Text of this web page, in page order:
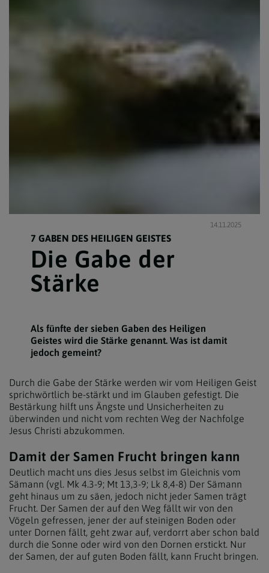
14.11.2025
7 GABEN DES HEILIGEN GEISTES
Die Gabe der
Stärke
Als fünfte der sieben Gaben des Heiligen
Geistes wird die Stärke genannt. Was ist damit
jedoch gemeint?
Durch die Gabe der Stärke werden wir vom Heiligen Geist
sprichwörtlich be-stärkt und im Glauben gefestigt. Die
Bestärkung hilft uns Ängste und Unsicherheiten zu
überwinden und nicht vom rechten Weg der Nachfolge
Jesus Christi abzukommen.
Damit der Samen Frucht bringen kann
Deutlich macht uns dies Jesus selbst im Gleichnis vom
Sämann (vgl. Mk 4.3-9; Mt 13,3-9; Lk 8,4-8) Der Sämann
geht hinaus um zu säen, jedoch nicht jeder Samen trägt
Frucht. Der Samen der auf den Weg fällt wir von den
Vögeln gefressen, jener der auf steinigen Boden oder
unter Dornen fällt, geht zwar auf, verdorrt aber schon bald
durch die Sonne oder wird von den Dornen erstickt. Nur
der Samen, der auf guten Boden fällt, kann Frucht bringen.